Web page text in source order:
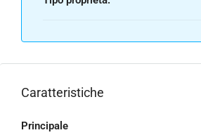
Caratteristiche
Principale